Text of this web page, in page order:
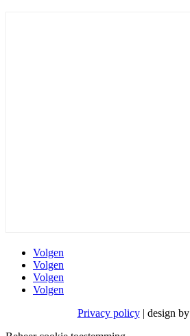
Volgen
Volgen
Volgen
Volgen
Privacy policy| design by